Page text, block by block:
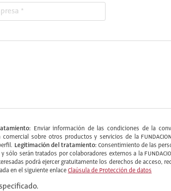
Enviar información de las condiciones de la
sobre otros productos y servicios de la FUNDACION
Legitimación del tratamiento: Consentimiento de las
serán tratados por colaboradores externos a la FUNDACION
podrá ejercer gratuitamente los derechos de acceso,
en el siguiente enlace Claúsula de Protección de datos